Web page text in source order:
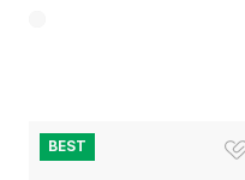
BEST